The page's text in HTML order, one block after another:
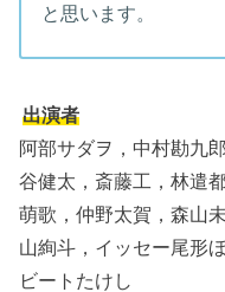
と思います。
出演者
阿部サダヲ，中村勘九
谷健太，斎藤工，林遣
萌歌，仲野太賀，森山
山絢斗，イッセー尾形
ビートたけし